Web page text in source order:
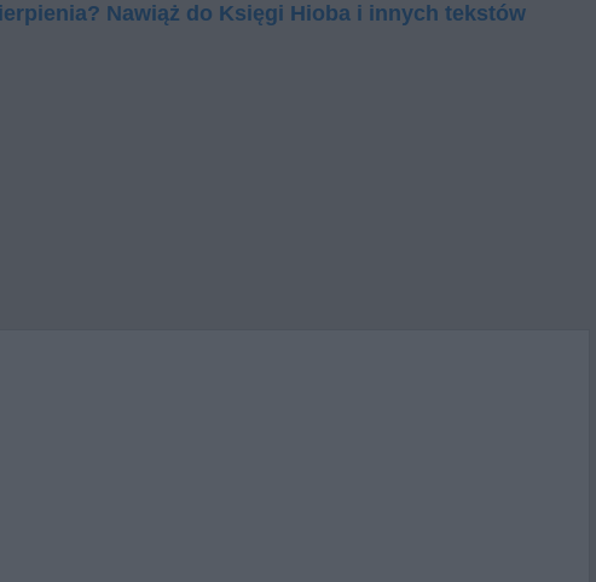
Nawiąż do Księgi Hioba i innych tekstów